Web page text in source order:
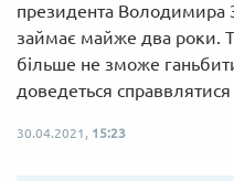
президента Володимира
займає майже два роки.
більше не зможе
доведеться
30.04.2021, 15:23